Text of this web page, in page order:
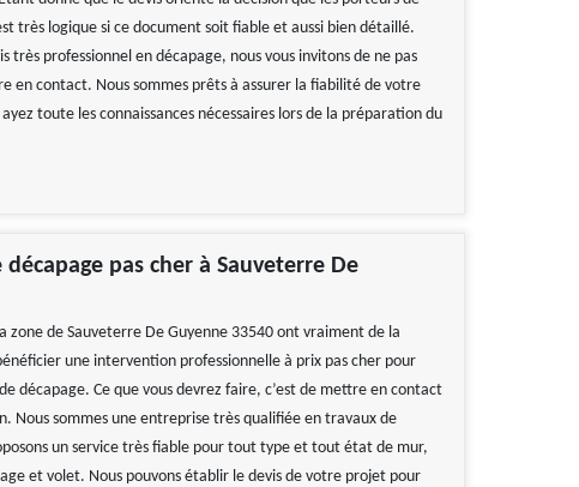
très logique si ce document soit fiable et aussi bien détaillé.
très professionnel en décapage, nous vous invitons de ne pas
en contact. Nous sommes prêts à assurer la fiabilité de votre
toute les connaissances nécessaires lors de la préparation du
pas cher à Sauveterre De
zone de Sauveterre De Guyenne 33540 ont vraiment de la
une intervention professionnelle à prix pas cher pour
décapage. Ce que vous devrez faire, c’est de mettre en contact
Nous sommes une entreprise très qualifiée en travaux de
un service très fiable pour tout type et tout état de mur,
et volet. Nous pouvons établir le devis de votre projet pour